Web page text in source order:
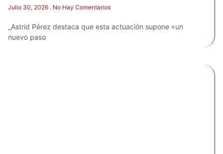
Julio 30, 2026 No Hay Comentarios
_Astrid Pérez destaca que esta actuación supone «un
nuevo paso